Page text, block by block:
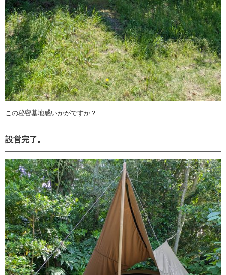
この秘密基地感いかがですか？
設営完了。